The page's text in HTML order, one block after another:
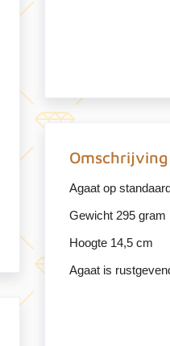
Omschrijving
Agaat op
Gewicht 295 gram
Hoogte 14,5 cm
Agaat is